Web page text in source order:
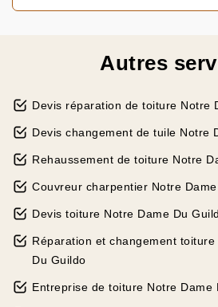
Autres
Devis réparation de toiture Notre
Devis changement de tuile Notre
Rehaussement de toiture Notre
Couvreur charpentier Notre
Devis toiture Notre Dame Du
Réparation et changement
Du Guildo
Entreprise de toiture Notre Dame